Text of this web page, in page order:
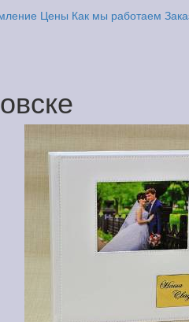
Цены Как мы работаем